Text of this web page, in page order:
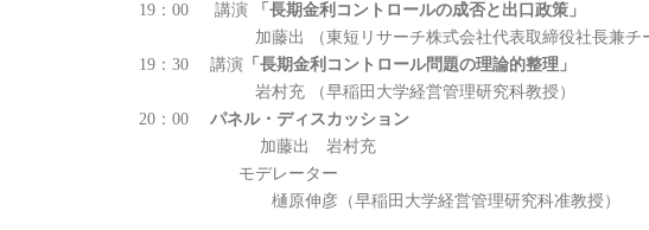
19：00 講演
「長期金利コントロールの成否と出口政策」
加藤出 （東短リサーチ株式会社代表取締役社長兼チー
19：30 講演 「長期金利コントロール問題の理論的整理」
岩村充 （早稲田大学経営管理研究科教授）
20：00 パネル・ディスカッション
加藤出 岩村充
モデレーター
樋原伸彦（早稲田大学経営管理研究科准教授）